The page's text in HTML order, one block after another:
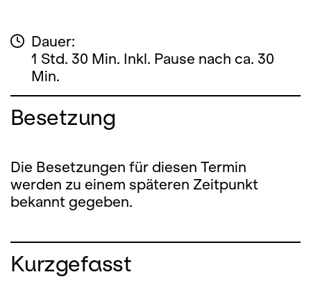
Dauer:
1 Std. 30 Min. Inkl. Pause nach ca. 30
Min.
Besetzung
Die Besetzungen für diesen Termin
werden zu einem späteren Zeitpunkt
bekannt gegeben.
Kurzgefasst